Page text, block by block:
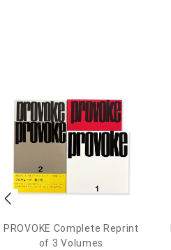
PROVOKE Complete Reprint
of 3 Volumes